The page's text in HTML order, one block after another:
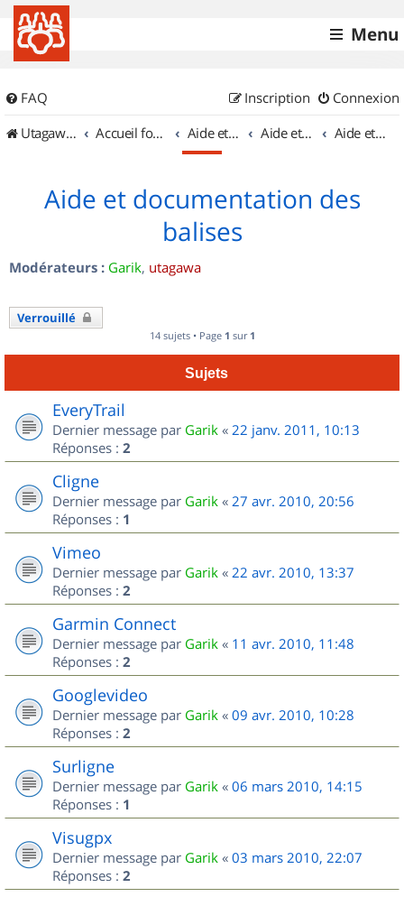
Menu
FAQ Connexion
Inscription
UtagawaVTT (Randos VTT et VTTAE avec traces GPS)
Accueil forum Aide et documentation Aide et documentation Aide et documentation des balises
Aide et documentation des
balises
Modérateurs : Garik, utagawa
Verrouillé
14 sujets • Page 1 sur 1
Sujets
EveryTrail
Dernier message par Garik « 22 janv. 2011, 10:13
Réponses : 2
Cligne
Dernier message par Garik « 27 avr. 2010, 20:56
Réponses : 1
Vimeo
Dernier message par Garik « 22 avr. 2010, 13:37
Réponses : 2
Garmin Connect
Dernier message par Garik « 11 avr. 2010, 11:48
Réponses : 2
Googlevideo
Dernier message par Garik « 09 avr. 2010, 10:28
Réponses : 2
Surligne
Dernier message par Garik « 06 mars 2010, 14:15
Réponses : 1
Visugpx
Dernier message par Garik « 03 mars 2010, 22:07
Réponses : 2